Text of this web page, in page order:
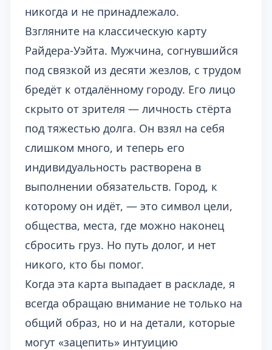
никогда и не принадлежало.
Взгляните на классическую карту
Райдера-Уэйта. Мужчина, согнувшийся
под связкой из десяти жезлов, с трудом
бредёт к отдалённому городу. Его лицо
скрыто от зрителя — личность стёрта
под тяжестью долга. Он взял на себя
слишком много, и теперь его
индивидуальность растворена в
выполнении обязательств. Город, к
которому он идёт, — это символ цели,
общества, места, где можно наконец
сбросить груз. Но путь долог, и нет
никого, кто бы помог.
Когда эта карта выпадает в раскладе, я
всегда обращаю внимание не только на
общий образ, но и на детали, которые
могут «зацепить» интуицию